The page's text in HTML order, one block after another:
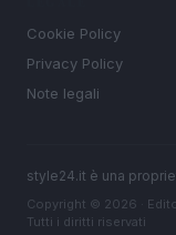
Cookie Policy
Privacy Policy
Note legali
style24.it è una
Copyright © 2026 ·
Tutti i diritti riservati